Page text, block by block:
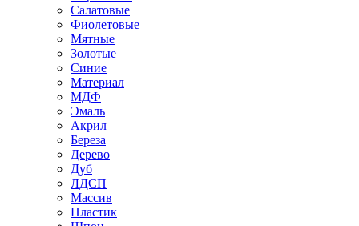
Салатовые
Фиолетовые
Мятные
Золотые
Синие
Материал
МДФ
Эмаль
Акрил
Береза
Дерево
Дуб
ЛДСП
Массив
Пластик